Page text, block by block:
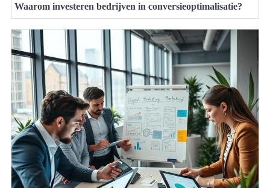
Waarom investeren bedrijven in conversieoptimalisatie?